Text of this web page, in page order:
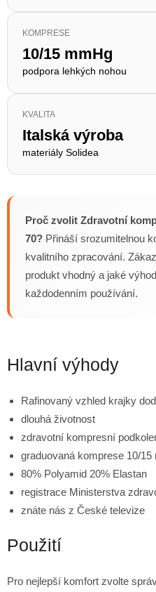
KOMPRESE
10/15 mmHg
podpora lehkých nohou
KVALITA
Italská výroba
materiály Solidea
Proč zvolit Zdravotní
70? Přináší srozumitelnou
kvalitního zpracování.
produkt vhodný a jaké
každodenním používání.
Hlavní výhody
Rafinovaný vzhled krajky
dlouhá životnost
zdravotní kompresní
graduovaná komprese 10/15
80% Polyamid 20% Elastan
registrace Ministerstva
znáte nás z České televize
Použití
Pro nejlepší komfort zvolte